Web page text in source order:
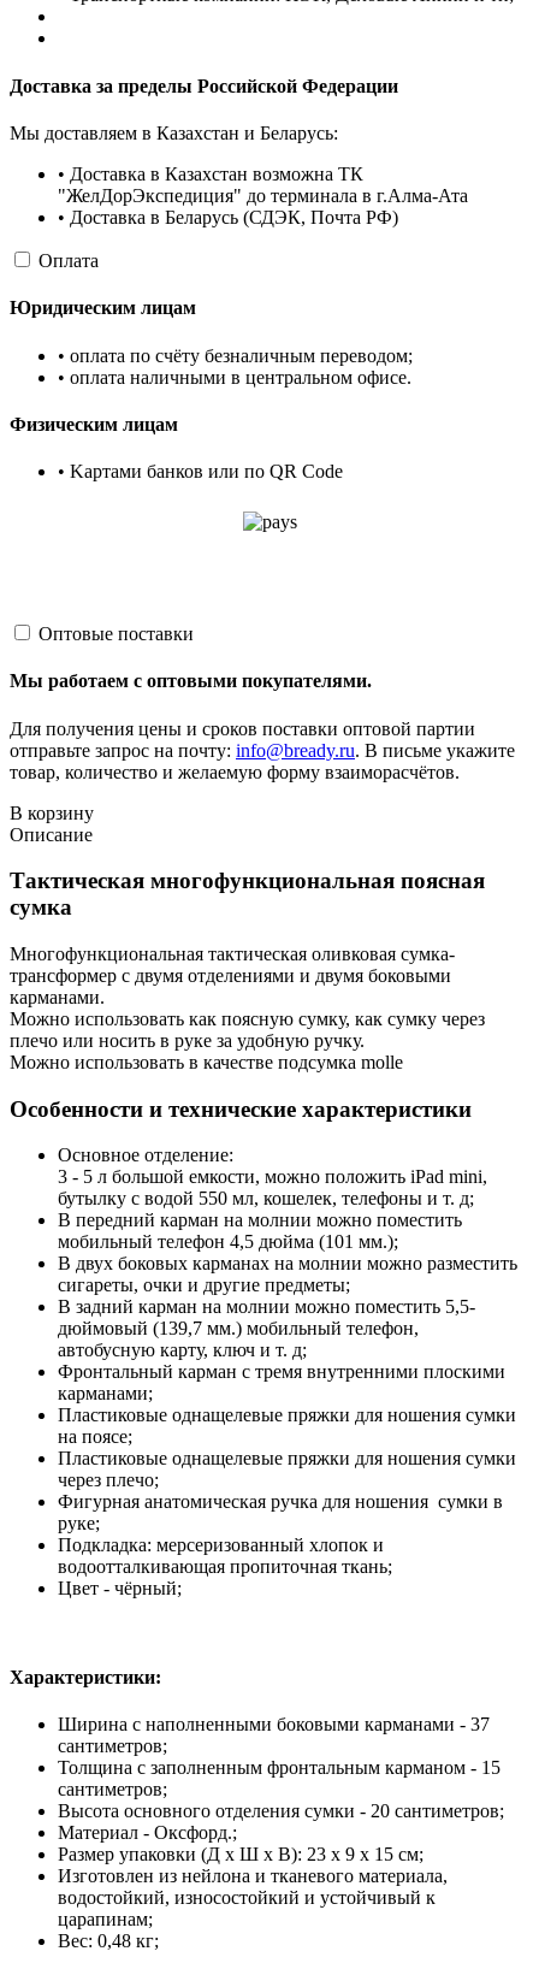
Доставка за пределы Российской Федерации
Мы доставляем в Казахстан и Беларусь:
• Доставка в Казахстан возможна ТК
"ЖелДорЭкспедиция" до терминала в г.Алма-Ата
• Доставка в Беларусь (СДЭК, Почта РФ)
Оплата
Юридическим лицам
• оплата по счёту безналичным переводом;
• оплата наличными в центральном офисе.
Физическим лицам
• Kартами банков или по QR Code
Оптовые поставки
Мы работаем с оптовыми покупателями.
Для получения цены и сроков поставки оптовой партии
отправьте запрос на почту: info@bready.ru. В письме укажите
товар, количество и желаемую форму взаиморасчётов.
В корзину
Описание
Тактическая многофункциональная поясная
сумка
Многофункциональная тактическая оливковая сумка-
трансформер с двумя отделениями и двумя боковыми
карманами.
Можно использовать как поясную сумку, как сумку через
плечо или носить в руке за удобную ручку.
Можно использовать в качестве подсумка molle
Особенности и технические характеристики
Основное отделение:
3 - 5 л большой емкости, можно положить iPad mini,
бутылку с водой 550 мл, кошелек, телефоны и т. д;
В передний карман на молнии можно поместить
мобильный телефон 4,5 дюйма (101 мм.);
В двух боковых карманах на молнии можно разместить
сигареты, очки и другие предметы;
В задний карман на молнии можно поместить 5,5-
дюймовый (139,7 мм.) мобильный телефон,
автобусную карту, ключ и т. д;
Фронтальный карман с тремя внутренними плоскими
карманами;
Пластиковые однащелевые пряжки для ношения сумки
на поясе;
Пластиковые однащелевые пряжки для ношения сумки
через плечо;
Фигурная анатомическая ручка для ношения сумки в
руке;
Подкладка: мерсеризованный хлопок и
водоотталкивающая пропиточная ткань;
Цвет - чёрный;
Характеристики:
Ширина с наполненными боковыми карманами - 37
сантиметров;
Толщина с заполненным фронтальным карманом - 15
сантиметров;
Высота основного отделения сумки - 20 сантиметров;
Материал - Оксфорд.;
Размер упаковки (Д х Ш х В): 23 х 9 х 15 см;
Изготовлен из нейлона и тканевого материала,
водостойкий, износостойкий и устойчивый к
царапинам;
Вес: 0,48 кг;